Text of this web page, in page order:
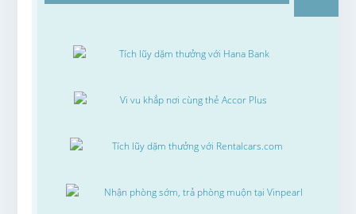
Tích lũy dặm thưởng với Hana Bank
Vi vu khắp nơi cùng thẻ Accor Plus
Tích lũy dặm thưởng với Rentalcars.com
Nhận phòng sớm, trả phòng muộn tại Vinpearl